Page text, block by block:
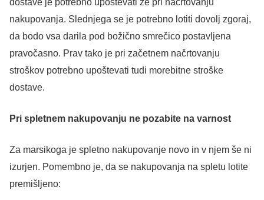
dostave je potrebno upoštevati že pri načrtovanju
nakupovanja. Slednjega se je potrebno lotiti dovolj zgoraj,
da bodo vsa darila pod božično smrečico postavljena
pravočasno. Prav tako je pri začetnem načrtovanju
stroškov potrebno upoštevati tudi morebitne stroške
dostave.
Pri spletnem nakupovanju ne pozabite na varnost
Za marsikoga je spletno nakupovanje novo in v njem še ni
izurjen. Pomembno je, da se nakupovanja na spletu lotite
premišljeno: